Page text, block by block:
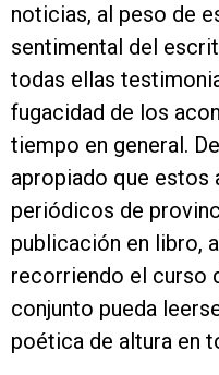
noticias, al peso de
sentimental del
todas ellas
fugacidad de los
tiempo en general.
apropiado que estos
periódicos de
publicación en libro,
recorriendo el curso
conjunto pueda
poética de altura en